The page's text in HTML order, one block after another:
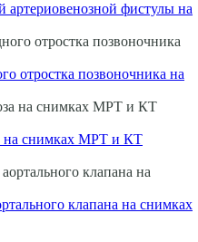
фистулы на
отростка позвоночника на
на снимках МРТ и КТ
клапана на снимках